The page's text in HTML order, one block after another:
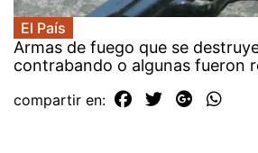
El País
Armas de fuego que se
contrabando o algunas fueron
compartir en: